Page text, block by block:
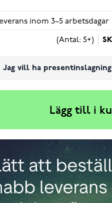
inom 3–5 arbetsdagar
(Antal: 5+)
Jag vill ha presentinslagning
Lägg till i